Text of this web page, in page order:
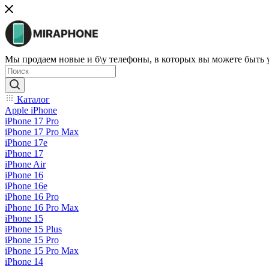
Мы продаем новые и б\у телефоны, в которых вы можете быть
Каталог
Apple iPhone
iPhone 17 Pro
iPhone 17 Pro Max
iPhone 17e
iPhone 17
iPhone Air
iPhone 16
iPhone 16e
iPhone 16 Pro
iPhone 16 Pro Max
iPhone 15
iPhone 15 Plus
iPhone 15 Pro
iPhone 15 Pro Max
iPhone 14